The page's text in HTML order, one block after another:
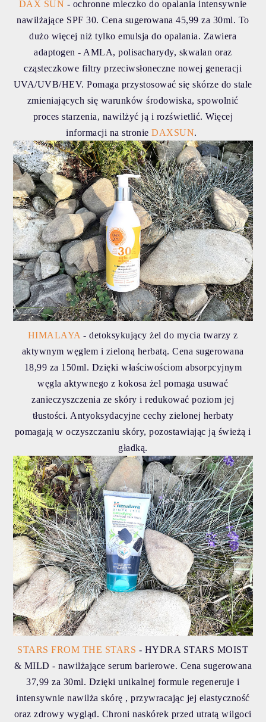
DAX SUN - ochronne mleczko do opalania intensywnie
nawilżające SPF 30. Cena sugerowana 45,99 za 30ml. To
dużo więcej niż tylko emulsja do opalania. Zawiera
adaptogen - AMLA, polisacharydy, skwalan oraz
cząsteczkowe filtry przeciwsłoneczne nowej generacji
UVA/UVB/HEV. Pomaga przystosować się skórze do stale
zmieniających się warunków środowiska, spowolnić
proces starzenia, nawilżyć ją i rozświetlić. Więcej
informacji na stronieDAXSUN.
HIMALAYA - detoksykujący żel do mycia twarzy z
aktywnym węglem i zieloną herbatą. Cena sugerowana
18,99 za 150ml. Dzięki właściwościom absorpcyjnym
węgla aktywnego z kokosa żel pomaga usuwać
zanieczyszczenia ze skóry i redukować poziom jej
tłustości. Antyoksydacyjne cechy zielonej herbaty
pomagają w oczyszczaniu skóry, pozostawiając ją świeżą i
gładką.
STARS FROM THE STARS - HYDRA STARS MOIST
& MILD - nawilżające serum barierowe. Cena sugerowana
37,99 za 30ml. Dzięki unikalnej formule regeneruje i
intensywnie nawilża skórę , przywracając jej elastyczność
oraz zdrowy wygląd. Chroni naskórek przed utratą wilgoci